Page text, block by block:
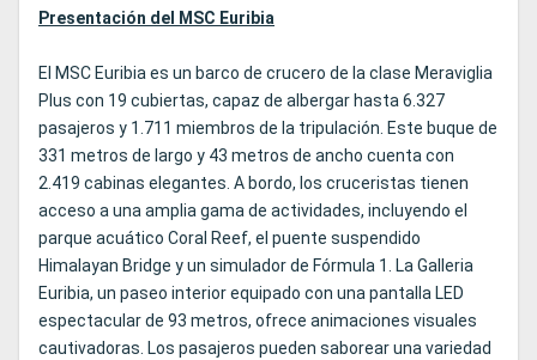
Presentación del MSC Euribia
El MSC Euribia es un barco de crucero de la clase Meraviglia
Plus con 19 cubiertas, capaz de albergar hasta 6.327
pasajeros y 1.711 miembros de la tripulación. Este buque de
331 metros de largo y 43 metros de ancho cuenta con
2.419 cabinas elegantes. A bordo, los cruceristas tienen
acceso a una amplia gama de actividades, incluyendo el
parque acuático Coral Reef, el puente suspendido
Himalayan Bridge y un simulador de Fórmula 1. La Galleria
Euribia, un paseo interior equipado con una pantalla LED
espectacular de 93 metros, ofrece animaciones visuales
cautivadoras. Los pasajeros pueden saborear una variedad